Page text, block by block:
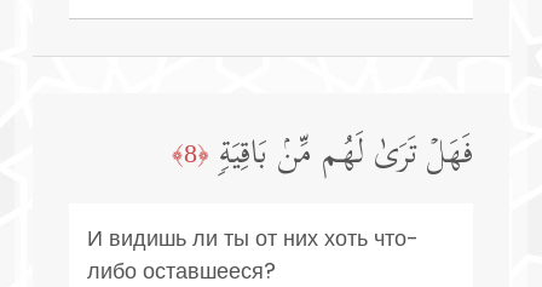
فَهَلۡ تَرَىٰ لَهُم مِّنۢ بَاقِیَةࣲ ﴿8﴾
И видишь ли ты от них хоть что-
либо оставшееся?